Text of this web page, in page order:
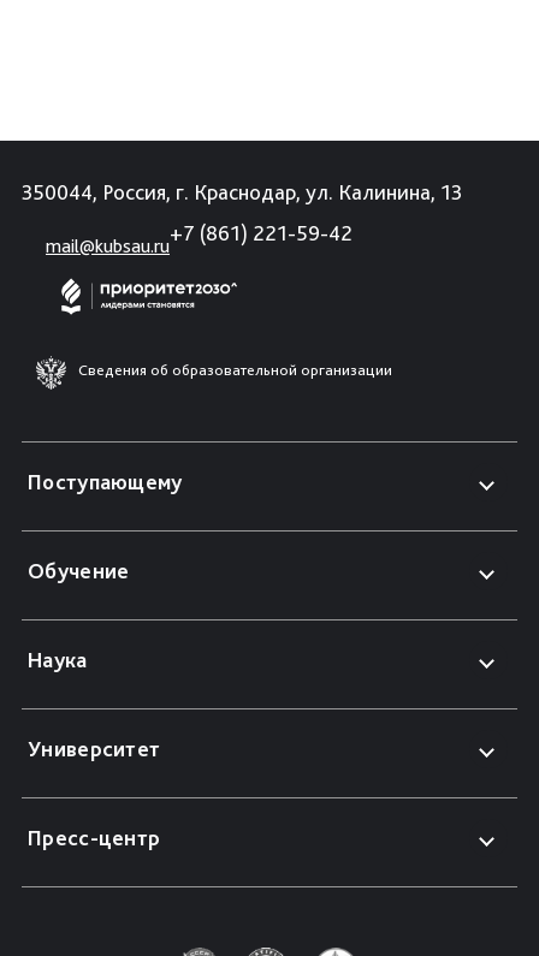
350044, Россия, г. Краснодар, ул. Калинина, 13
mail@kubsau.ru
+7 (861) 221-59-42
Сведения об образовательной организации
Поступающему
Обучение
Наука
Университет
Пресс-центр